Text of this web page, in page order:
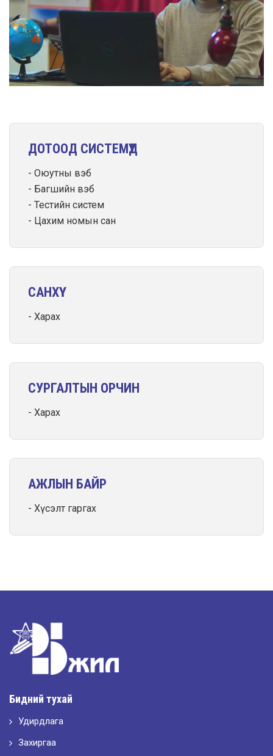
ДОТООД СИСТЕМҮҮД
Оюутны вэб
Багшийн вэб
Тестийн систем
Цахим номын сан
САНХҮҮ
Харах
СУРГАЛТЫН ОРЧИН
Харах
АЖЛЫН БАЙР
Хүсэлт гаргах
Бидний тухай
Удирдлага
Захиргаа